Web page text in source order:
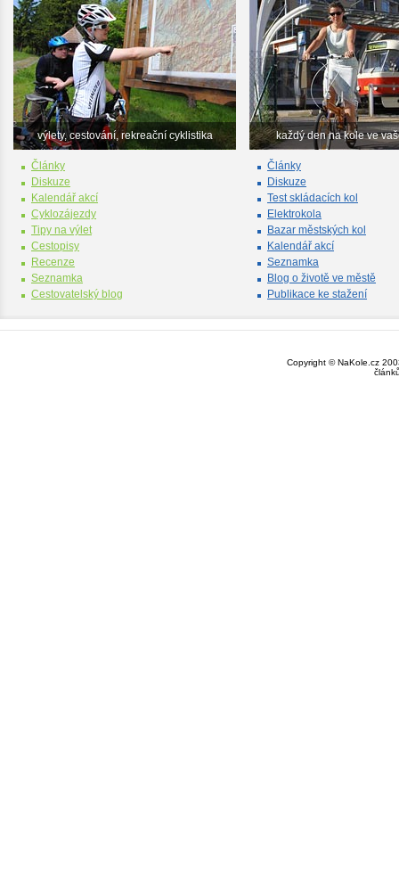
výlety, cestování, rekreační cyklistika
Články
Diskuze
Kalendář akcí
Cyklozájezdy
Tipy na výlet
Cestopisy
Recenze
Seznamka
Cestovatelský blog
každý den na kole ve
Články
Diskuze
Test skládacích kol
Elektrokola
Bazar městských kol
Kalendář akcí
Seznamka
Blog o životě ve městě
Publikace ke stažení
Copyright © NaKole.cz